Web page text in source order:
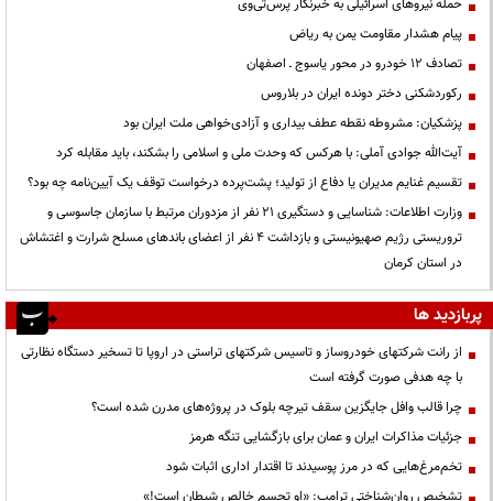
پیام هشدار مقاومت یمن به ریاض
تصادف ۱۲ خودرو در محور یاسوج ـ اصفهان
رکوردشکنی دختر دونده ایران در بلاروس
پزشکیان: مشروطه نقطه عطف بیداری و آزادی‌خواهی ملت ایران بود
آیت‌الله جوادی آملی: با هرکس که وحدت ملی و اسلامی را بشکند، باید مقابله کرد
تقسیم غنایم مدیران یا دفاع از تولید؛ پشت‌پرده درخواست توقف یک آیین‌نامه چه بود؟
وزارت اطلاعات: شناسایی و دستگیری ۲۱ نفر از مزدوران مرتبط با سازمان جاسوسی و
تروریستی رژیم صهیونیستی و بازداشت ۴ نفر از اعضای باندهای مسلح شرارت و اغتشاش
در استان کرمان
پربازدید ها
از رانت‌ شرکتهای خودروساز و تاسیس شرکتهای تراستی در اروپا تا تسخیر دستگاه نظارتی
با چه هدفی صورت گرفته است
چرا قالب وافل جایگزین سقف تیرچه بلوک در پروژه‌های مدرن شده است؟
جزئیات مذاکرات ایران و عمان برای بازگشایی تنگه هرمز
تخم‌مرغ‌هایی که در مرز پوسیدند تا اقتدار اداری اثبات شود
تشخیص روان‌شناختی ترامپ: «او تجسم خالص شیطان است!»